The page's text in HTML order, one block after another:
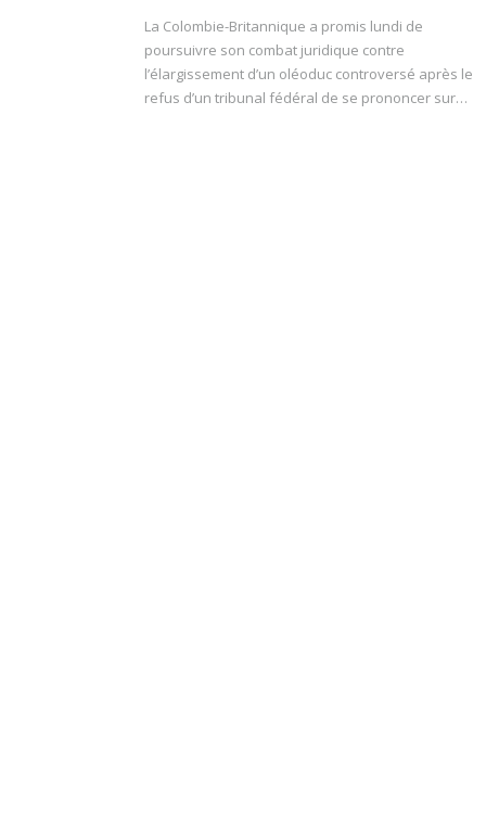
La Colombie-Britannique a promis lundi de
poursuivre son combat juridique contre
l’élargissement d’un oléoduc controversé après le
refus d’un tribunal fédéral de se prononcer sur…